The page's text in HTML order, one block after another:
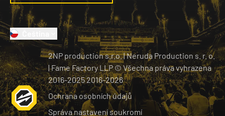
2NP production s.r.o.|Neruda Production s. r. o.
| Fame Factory LLP © Všechna práva vyhrazena
2016-20252016-2026
Ochrana osobních údajů
Správa nastavení soukromí